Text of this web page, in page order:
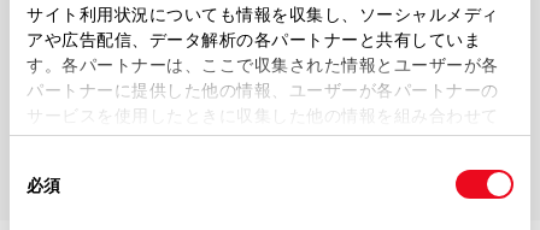
サイト利用状況についても情報を収集し、ソーシャルメディ
アや広告配信、データ解析の各パートナーと共有していま
す。各パートナーは、ここで収集された情報とユーザーが各
パートナーに提供した他の情報、ユーザーが各パートナーの
サービスを使用したときに収集した他の情報を組み合わせて
使用することがあります。当ウェブサイトの使用を続行する
必須
登録はこちら
サイトマップサイト利用について 個人情報の取扱いについて
TOYOTAアカウント利用規約
反社会的勢力に対する基本方針企業情報
リコール情報
©1995-2026 TOYOTA MOTOR CORPORATION. ALL RIGHTS RESERVED.